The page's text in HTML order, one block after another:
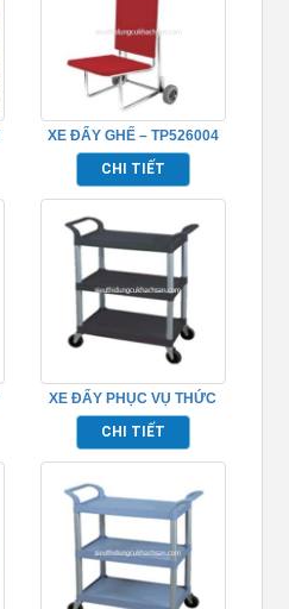
XE ĐẨY GHẾ – TP526004
CHI TIẾT
XE ĐẨY PHỤC VỤ THỨC
ĂN TP680102
CHI TIẾT